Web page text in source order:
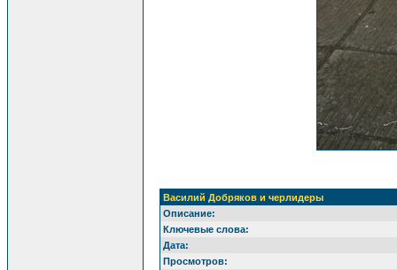
Василий Добряков и черлидеры
Описание:
Ключевые слова:
Дата:
Просмотров: